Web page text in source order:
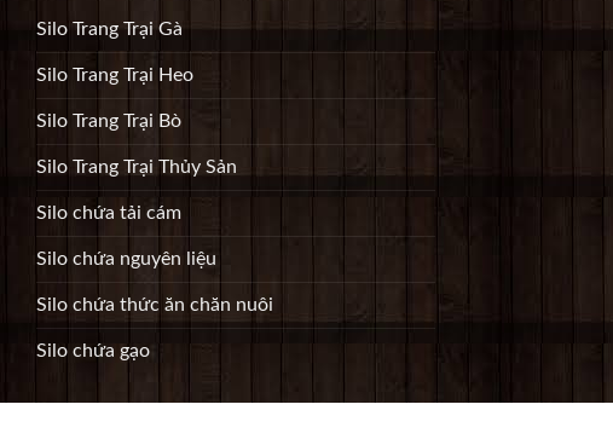
Silo Trang Trại Gà
Silo Trang Trại Heo
Silo Trang Trại Bò
Silo Trang Trại Thủy Sản
Silo chứa tải cám
Silo chứa nguyên liệu
Silo chứa thức ăn chăn nuôi
Silo chứa gạo